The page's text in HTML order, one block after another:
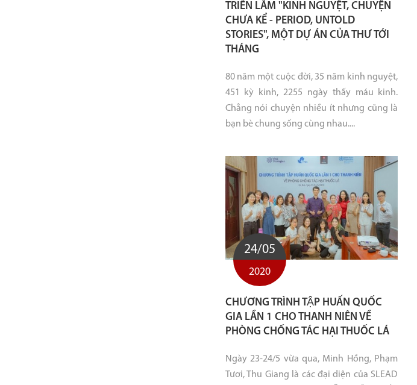
TRIỂN LÃM "KINH NGUYỆT, CHUYỆN
CHƯA KỂ - PERIOD, UNTOLD
STORIES", MỘT DỰ ÁN CỦA THƯ TỚI
THÁNG
80 năm một cuộc đời, 35 năm kinh nguyệt,
451 kỳ kinh, 2255 ngày thấy máu kinh.
Chẳng nói chuyện nhiều ít nhưng cũng là
bạn bè chung sống cùng nhau....
24/05
2020
CHƯƠNG TRÌNH TẬP HUẤN QUỐC
GIA LẦN 1 CHO THANH NIÊN VỀ
PHÒNG CHỐNG TÁC HẠI THUỐC LÁ
Ngày 23-24/5 vừa qua, Minh Hồng, Phạm
Tươi, Thu Giang là các đại diện của SLEAD